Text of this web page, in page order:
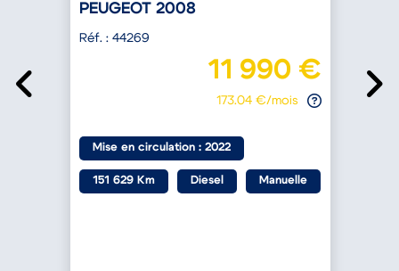
PEUGEOT 2008
Réf. : 44269
11 990 €
173.04 €/mois
Mise en circulation : 2022
151 629 Km Diesel Manuelle